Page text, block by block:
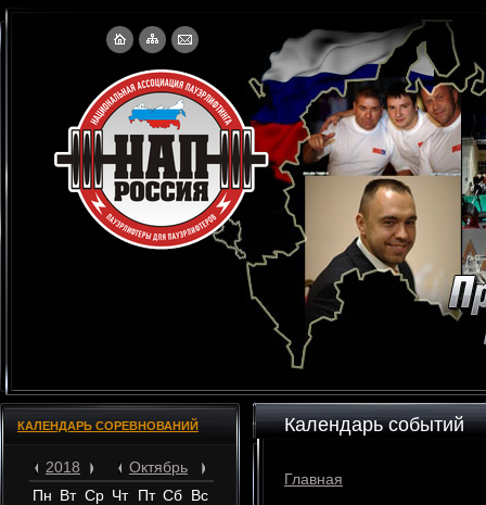
КАЛЕНДАРЬ СОРЕВНОВАНИЙ
2018
Октябрь
Пн Вт Ср Чт Пт Сб Вс
Календарь событий
Главная